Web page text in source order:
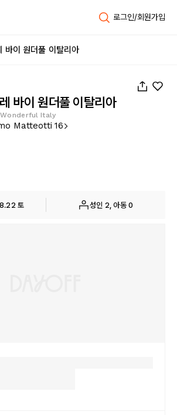
로그인/회원가입
바이 원더풀 이탈리아
바이 원더풀 이탈리아
Wonderful Italy
Matteotti 16
토 성인 2, 아동 0